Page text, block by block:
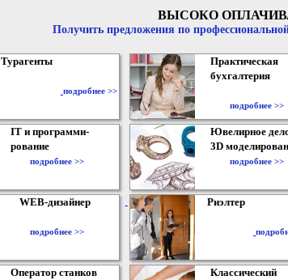
ВЫСОКО
Получить предложения по
Турагенты
подробнее >>
Практическая
бухгалтерия
подробнее >>
IT и программи-
рование
подробнее >>
Ювелирное
3D
подробнее >>
WEB-дизайнер
подробнее >>
Риэлтер
Оператор станков
Классический